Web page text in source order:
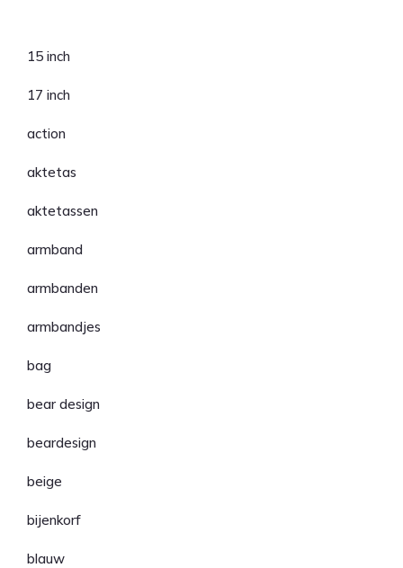
15 inch
17 inch
action
aktetas
aktetassen
armband
armbanden
armbandjes
bag
bear design
beardesign
beige
bijenkorf
blauw